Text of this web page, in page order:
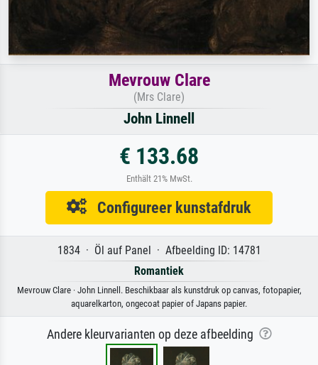
Mevrouw Clare
(Mrs Clare)
John Linnell
€ 133.68
Enthält 21% MwSt.
Configureer kunstafdruk
1834 · Öl auf Panel · Afbeelding ID: 14781
Romantiek
Mevrouw Clare · John Linnell. Beschikbaar als kunstdruk op canvas, fotopapier,
aquarelkarton, ongecoat papier of Japans papier.
Andere kleurvarianten op deze afbeelding